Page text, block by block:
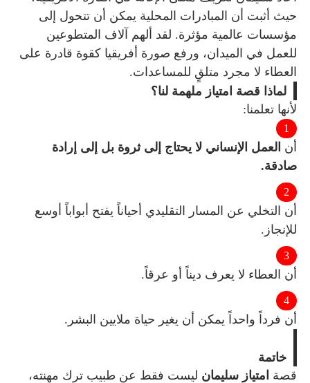
حيث أثبت أن المبادرات المحلية يمكن أن تتحول إلى
مؤسسات عالمية مؤثرة. لقد ألهم آلاف المتطوعين
للعمل في الميدان، ورفع صورة أفريقيا كقوة قادرة على
العطاء لا مجرد متلقٍ للمساعدات.
لماذا قصة امتياز ملهمة لنا؟
لأنها تعلمنا:
أن العمل الإنساني لا يحتاج إلى ثروة بل إلى إرادة
صادقة.
أن التخلي عن المسار التقليدي أحياناً يفتح أبواباً أوسع
للإنجاز.
أن العطاء لا يعرف ديناً أو عرقاً.
أن فرداً واحداً يمكن أن يغير حياة ملايين البشر.
خاتمة
قصة امتياز سليمان ليست فقط عن طبيب ترك مهنته،